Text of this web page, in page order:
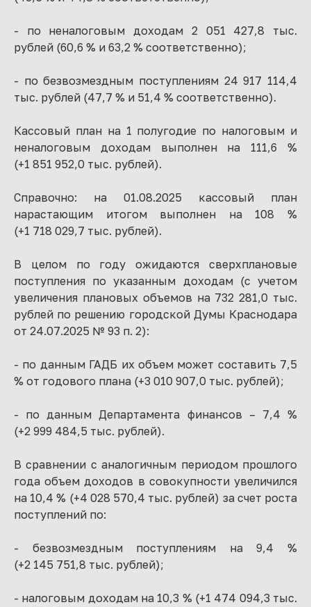
- по неналоговым доходам 2 051 427,8 тыс.
рублей (60,6 % и 63,2 % соответственно);
- по безвозмездным поступлениям 24 917 114,4
тыс. рублей (47,7 % и 51,4 % соответственно).
Кассовый план на 1 полугодие по налоговым и
неналоговым доходам выполнен на 111,6 %
(+1 851 952,0 тыс. рублей).
Справочно: на 01.08.2025 кассовый план
нарастающим итогом выполнен на 108 %
(+1 718 029,7 тыс. рублей).
В целом по году ожидаются сверхплановые
поступления по указанным доходам (с учетом
увеличения плановых объемов на 732 281,0 тыс.
рублей по решению городской Думы Краснодара
от 24.07.2025 № 93 п. 2):
- по данным ГАДБ их объем может составить 7,5
% от годового плана (+3 010 907,0 тыс. рублей);
- по данным Департамента финансов – 7,4 %
(+2 999 484,5 тыс. рублей).
В сравнении с аналогичным периодом прошлого
года объем доходов в совокупности увеличился
на 10,4 % (+4 028 570,4 тыс. рублей) за счет роста
поступлений по:
- безвозмездным поступлениям на 9,4 %
(+2 145 751,8 тыс. рублей);
- налоговым доходам на 10,3 % (+1 474 094,3 тыс.